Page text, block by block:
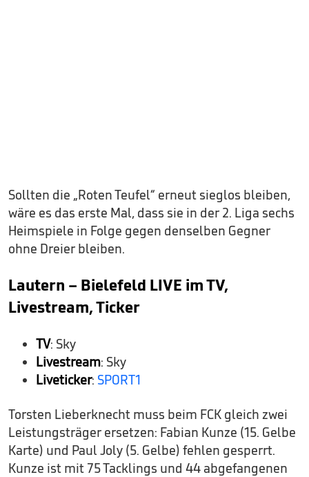
Sollten die „Roten Teufel“ erneut sieglos bleiben,
wäre es das erste Mal, dass sie in der 2. Liga sechs
Heimspiele in Folge gegen denselben Gegner
ohne Dreier bleiben.
Lautern – Bielefeld LIVE im TV,
Livestream, Ticker
TV: Sky
Livestream: Sky
Liveticker: SPORT1
Torsten Lieberknecht muss beim FCK gleich zwei
Leistungsträger ersetzen: Fabian Kunze (15. Gelbe
Karte) und Paul Joly (5. Gelbe) fehlen gesperrt.
Kunze ist mit 75 Tacklings und 44 abgefangenen